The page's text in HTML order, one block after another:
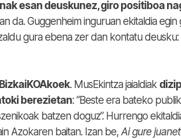
esan deuskunez, giro positiboa
da. Guggenheim inguruan ekitaldia
gura ebena zer dan kontatu deusku:
. MusEkintza jaialdiak
berezietan: “Beste era bateko
batzen doguz”. Hurrengo
Azokaren baitan. Izan be,Ai gure